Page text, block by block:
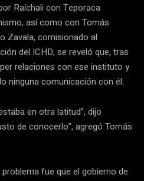
Raíchali con Teporaca
así como con Tomás
Zavala, comisionado al
del ICHD, se reveló que, tras
relaciones con ese instituto y
ninguna comunicación con él.
en otra latitud”, dijo
de conocerlo”, agregó Tomás
fue que el gobierno de